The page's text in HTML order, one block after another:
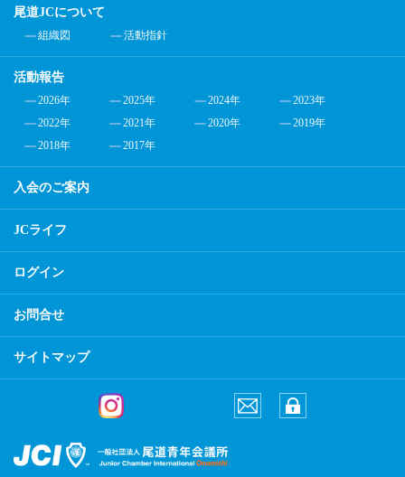
尾道JCについて
組織図 活動指針
活動報告
2026年 2025年 2024年
2023年
2022年
2021年 2020年
2019年
2018年
2017年
入会のご案内
JCライフ
ログイン
お問合せ
サイトマップ